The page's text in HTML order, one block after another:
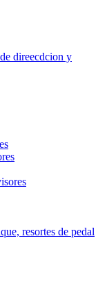
direecdcion y
resortes de pedal